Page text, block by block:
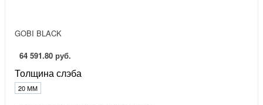
GOBI BLACK
64 591.80 руб.
Толщина слэба
20 ММ